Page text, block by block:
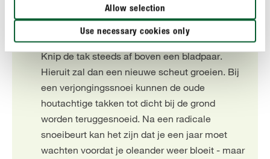
Allow selection
Use necessary cookies only
lengte, idealiter niet meer dan 1/3 van de tak.
Jonge scheuten moet je laten staan, want die
zorgen voor een rijke bloei in het volgende jaar.
Knip de tak steeds af boven een bladpaar.
Hieruit zal dan een nieuwe scheut groeien. Bij
een verjongingssnoei kunnen de oude
houtachtige takken tot dicht bij de grond
worden teruggesnoeid. Na een radicale
snoeibeurt kan het zijn dat je een jaar moet
wachten voordat je oleander weer bloeit - maar